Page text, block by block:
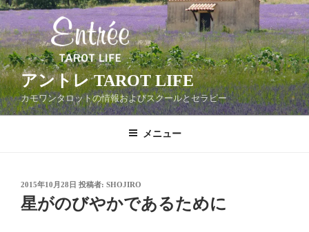
コ
ン
テ
ン
ツ
へ
ス
アントレ TAROT LIFE
カモワンタロットの情報およびスクールとセラピー
メニュー
投
稿
日:
2015年10月28日 投稿者: SHOJIRO
星がのびやかであるために